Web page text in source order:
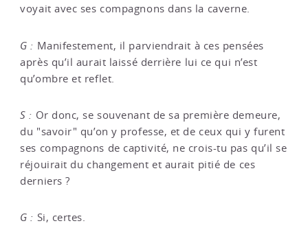
voyait avec ses compagnons dans la caverne.
G : Manifestement, il parviendrait à ces pensées
après qu’il aurait laissé derrière lui ce qui n’est
qu’ombre et reflet.
S : Or donc, se souvenant de sa première demeure,
du "savoir" qu’on y professe, et de ceux qui y furent
ses compagnons de captivité, ne crois-tu pas qu’il se
réjouirait du changement et aurait pitié de ces
derniers ?
G : Si, certes.